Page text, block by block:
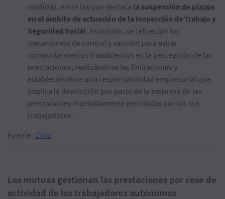
medidas, entre las que destaca la suspensión de plazos
en el ámbito de actuación de la Inspección de Trabajo y
Seguridad Social. Asimismo, se refuerzan los
mecanismos de control y sanción para evitar
comportamientos fraudulentos en la percepción de las
prestaciones, realizándose las limitaciones y
estableciéndose una responsabilidad empresarial que
implica la devolución por parte de la empresa de las
prestaciones indebidamente percibidas por los sus
trabajadores.
Fuente: Civio
Las mutuas gestionan las prestaciones por cese de
actividad de los trabajadores autónomos